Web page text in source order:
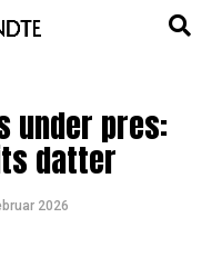
under pres:
datter
2026